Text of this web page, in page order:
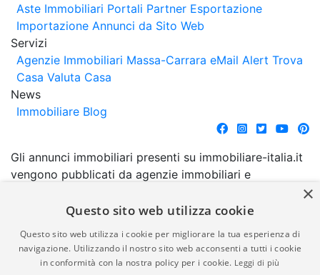
Aste Immobiliari Portali Partner Esportazione
Importazione Annunci da Sito Web
Servizi
Agenzie Immobiliari Massa-Carrara eMail Alert Trova
Casa Valuta Casa
News
Immobiliare Blog
Gli annunci immobiliari presenti su immobiliare-italia.it
vengono pubblicati da agenzie immobiliari e
comporta l'approvazione o l'avallo da parte di
garanzia da parte di quest'ultima. immobiliare-italia.it
quindi non è responsabile della veridicità, della
×
Questo sito web utilizza cookie
Questo sito web utilizza i cookie per migliorare la tua esperienza di
navigazione. Utilizzando il nostro sito web acconsenti a tutti i cookie
in conformità con la nostra policy per i cookie. Leggi di più